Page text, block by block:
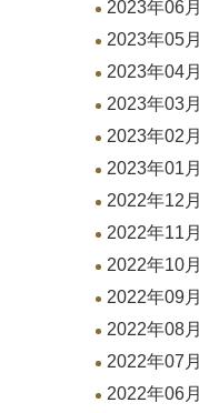
2023年06月
2023年05月
2023年04月
2023年03月
2023年02月
2023年01月
2022年12月
2022年11月
2022年10月
2022年09月
2022年08月
2022年07月
2022年06月